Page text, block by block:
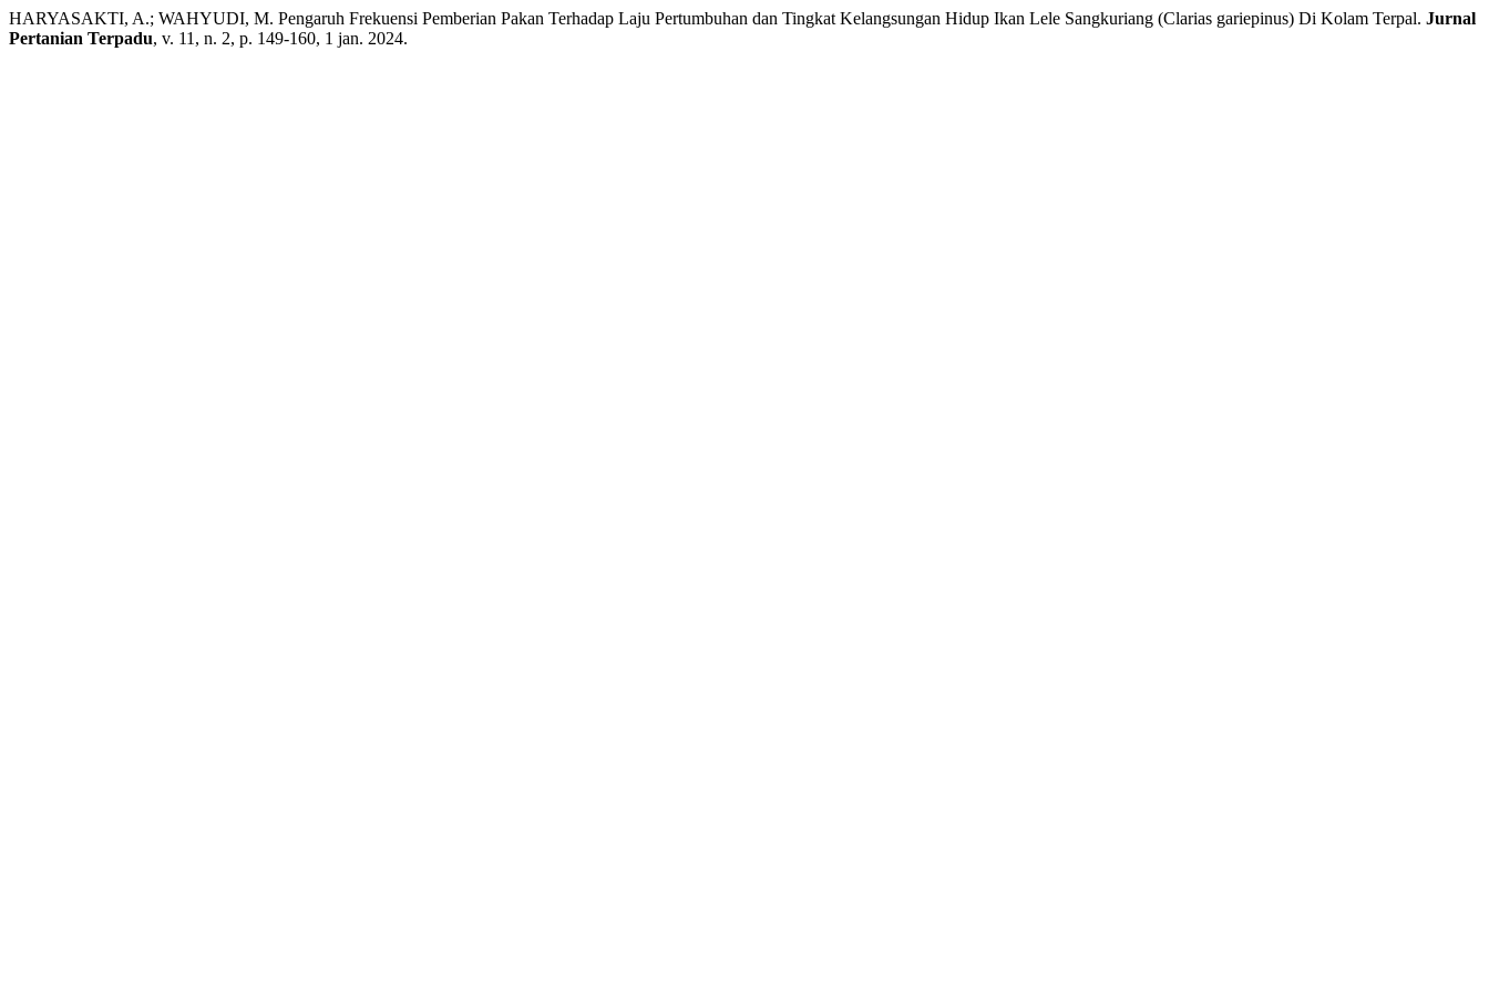
HARYASAKTI, A.; WAHYUDI, M. Pengaruh Frekuensi Pemberian Pakan Terhadap Laju Pertumbuhan dan Tingkat Kelangsungan Hidup Ikan Lele Sangkuriang (Clarias gariepinus) Di Kolam Terpal. Jurnal
Pertanian Terpadu, v. 11, n. 2, p. 149-160, 1 jan. 2024.